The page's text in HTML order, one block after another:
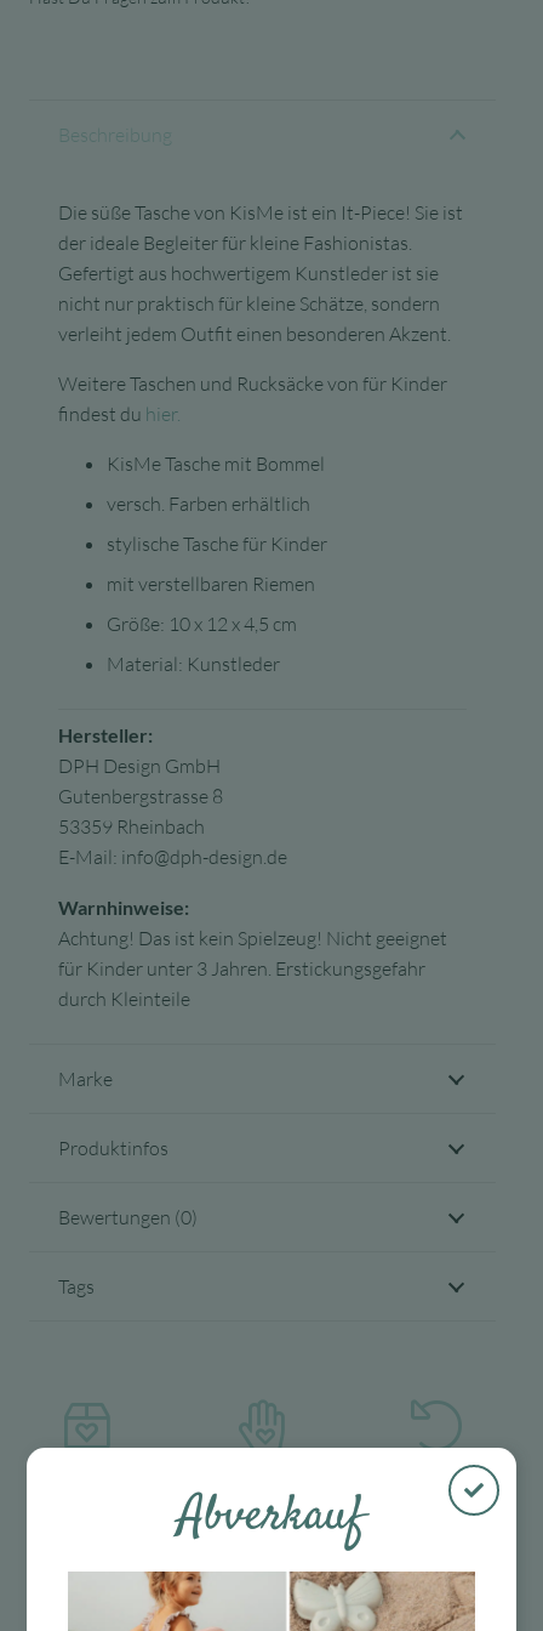
Beschreibung
Die süße Tasche von KisMe ist ein It-Piece! Sie ist
der ideale Begleiter für kleine Fashionistas.
Gefertigt aus hochwertigem Kunstleder ist sie
nicht nur praktisch für kleine Schätze, sondern
verleiht jedem Outfit einen besonderen Akzent.
Weitere Taschen und Rucksäcke von für Kinder
findest du hier.
KisMe Tasche mit Bommel
versch. Farben erhältlich
stylische Tasche für Kinder
mit verstellbaren Riemen
Größe: 10 x 12 x 4,5 cm
Material: Kunstleder
Hersteller:
DPH Design GmbH
Gutenbergstrasse 8
53359 Rheinbach
E-Mail: info@dph-design.de
Warnhinweise:
Achtung! Das ist kein Spielzeug! Nicht geeignet
für Kinder unter 3 Jahren. Erstickungsgefahr
durch Kleinteile
Marke
Produktinfos
Bewertungen (0)
Tags
Mit viel Liebe
ausgewählte &
verpackte
30 Tage Rückgaberecht
Abverkauf